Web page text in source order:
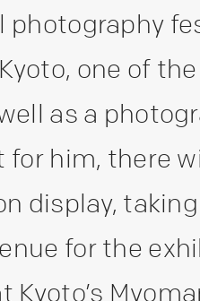
photography
one of
as a
him, there
display,
for the
Kyoto’s